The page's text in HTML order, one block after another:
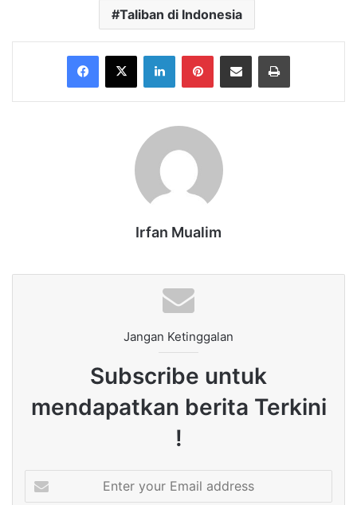
Taliban di Indonesia
Facebook
X LinkedInPinterestShare via Email Print
Irfan Mualim
Jangan Ketinggalan
Subscribe untuk
mendapatkan berita Terkini
!
your